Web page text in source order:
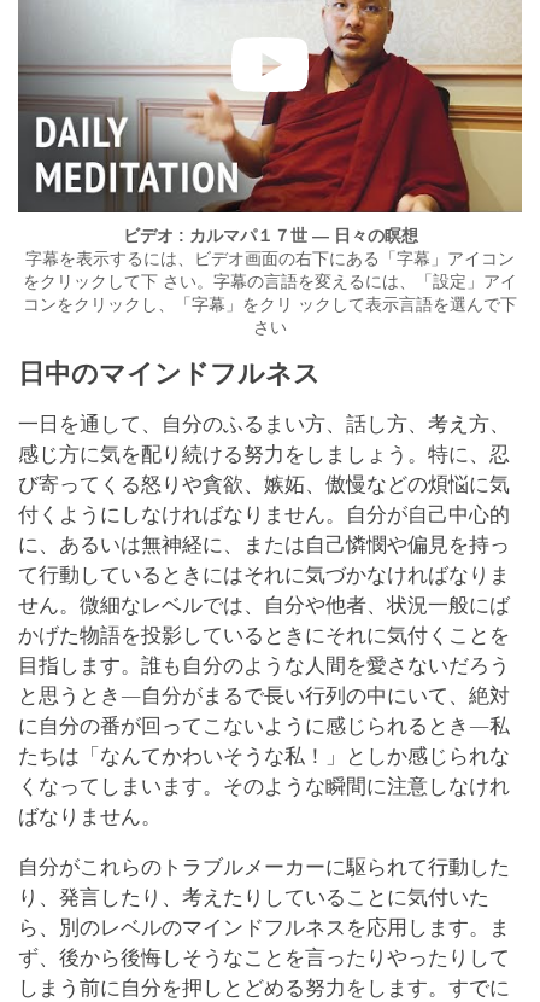
ビデオ : カルマパ１７世 — 日々の瞑想
字幕を表示するには、ビデオ画面の右下にある「字幕」アイコン
をクリックして下 さい。字幕の言語を変えるには、「設定」アイ
コンをクリックし、「字幕」をクリ ックして表示言語を選んで下
さい
日中のマインドフルネス
一日を通して、自分のふるまい方、話し方、考え方、
感じ方に気を配り続ける努力をしましょう。特に、忍
び寄ってくる怒りや貪欲、嫉妬、傲慢などの煩悩に気
付くようにしなければなりません。自分が自己中心的
に、あるいは無神経に、または自己憐憫や偏見を持っ
て行動しているときにはそれに気づかなければなりま
せん。微細なレベルでは、自分や他者、状況一般にば
かげた物語を投影しているときにそれに気付くことを
目指します。誰も自分のような人間を愛さないだろう
と思うとき―自分がまるで長い行列の中にいて、絶対
に自分の番が回ってこないように感じられるとき―私
たちは「なんてかわいそうな私！」としか感じられな
くなってしまいます。そのような瞬間に注意しなけれ
ばなりません。
自分がこれらのトラブルメーカーに駆られて行動した
り、発言したり、考えたりしていることに気付いた
ら、別のレベルのマインドフルネスを応用します。ま
ず、後から後悔しそうなことを言ったりやったりして
しまう前に自分を押しとどめる努力をします。すでに